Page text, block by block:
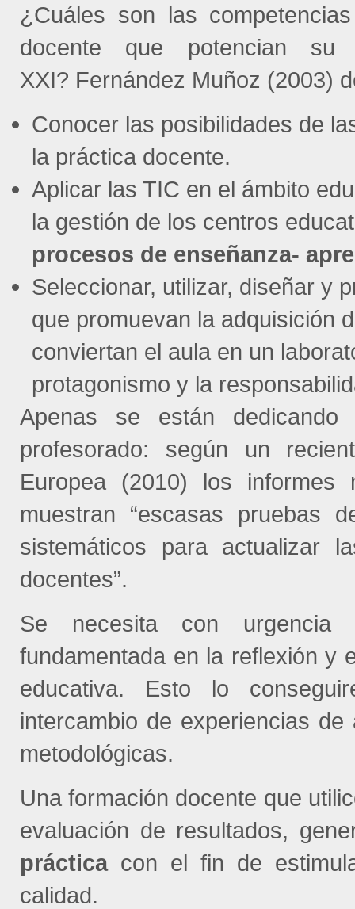
¿Cuáles son las
docente que potencian
XXI? Fernández Muñoz (2003)
Conocer las posibilidades de
la práctica docente.
Aplicar las TIC en el ámbito
la gestión de los centros
procesos de enseñanza-
Seleccionar, utilizar, diseñar y
que promuevan la adquisición
conviertan el aula en un
protagonismo y la
Apenas se están
profesorado: según un
Europea (2010) los informes
muestran “escasas pruebas
sistemáticos para actualizar
docentes”.
Se necesita con urgencia
fundamentada en la reflexión y
educativa. Esto lo
intercambio de experiencias
metodológicas.
Una formación docente que
evaluación de resultados,
prácticacon el fin de
calidad.